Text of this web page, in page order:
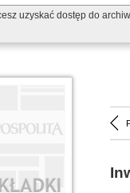
uzyskać dostęp do